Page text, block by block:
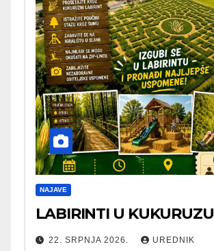
NAJAVE
LABIRINTI U KUKURUZU
22. SRPNJA 2026. UREDNIK